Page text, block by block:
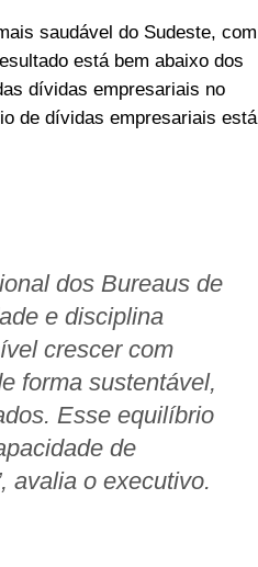
saudável do Sudeste, com
está bem abaixo dos
dívidas empresariais no
de dívidas empresariais está
dos Bureaus de
e disciplina
crescer com
forma sustentável,
Esse equilíbrio
de
avalia o executivo.